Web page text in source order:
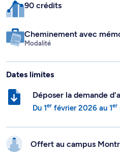
90 crédits
Cheminement avec
Modalité
Dates limites
Déposer la demande
Du 1er février 2026 au 1er
Offert au campus